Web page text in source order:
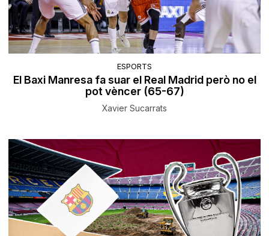
ESPORTS
El Baxi Manresa fa suar el Real Madrid però no el
pot vèncer (65-67)
Xavier Sucarrats